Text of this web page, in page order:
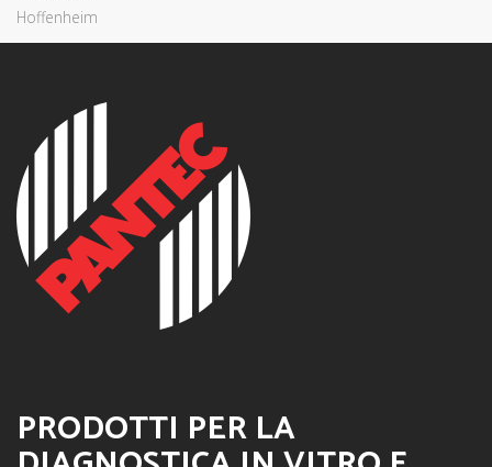
Hoffenheim
PRODOTTI PER LA